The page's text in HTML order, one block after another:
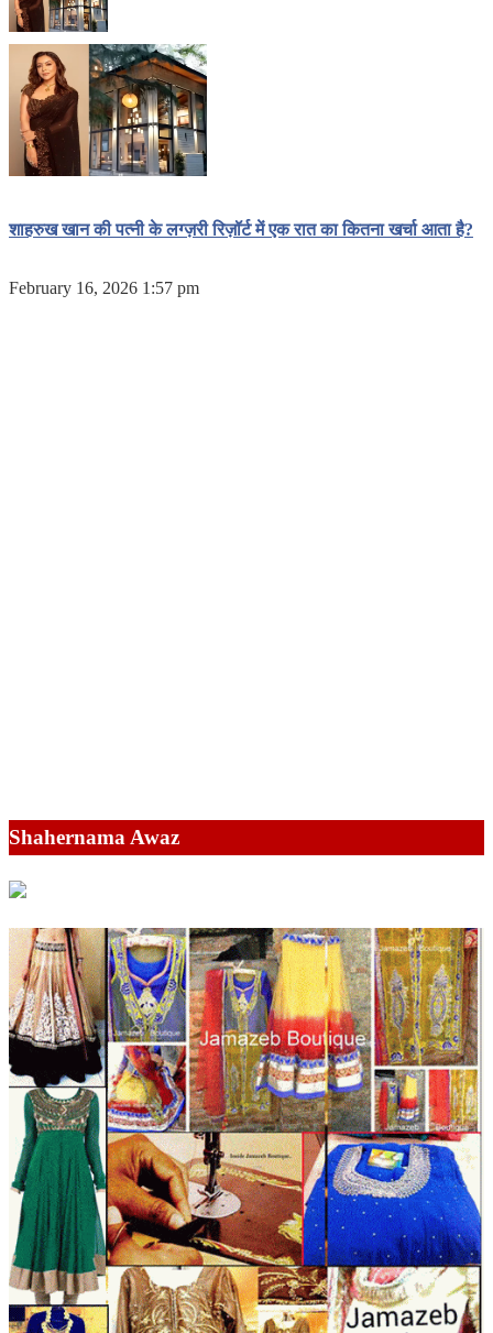
शाहरुख खान की पत्नी के लग्ज़री रिज़ॉर्ट में एक रात का कितना खर्चा आता है?
February 16, 2026 1:57 pm
Shahernama Awaz